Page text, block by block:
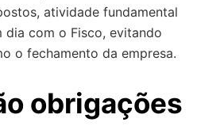
atividade fundamental
dia com o Fisco, evitando
o fechamento da empresa.
obrigações